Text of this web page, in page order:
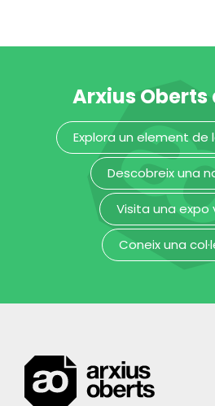
Los vencedores.
Fotomuntatge
Arxiu Fotogràfic
Arxius
Explora un element de
Descobreix una
Visita una expo
Coneix una